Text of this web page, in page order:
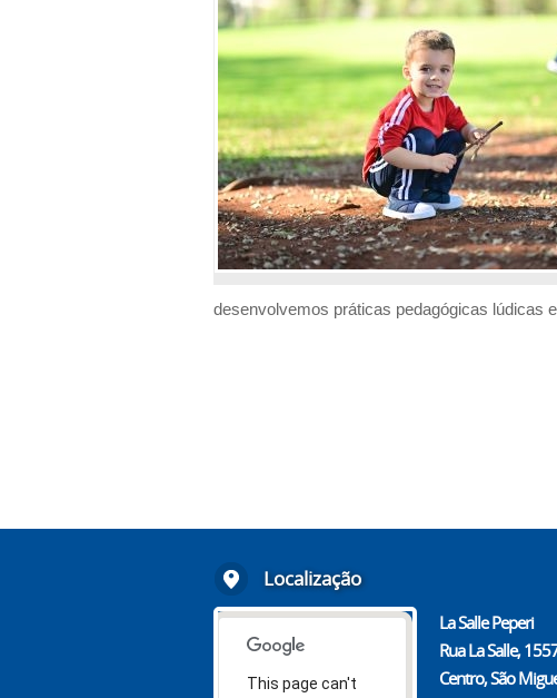
desenvolvemos práticas pedagógicas lúdicas
Localização
This page can't
La Salle Peperi
Rua La Salle,
Centro, São